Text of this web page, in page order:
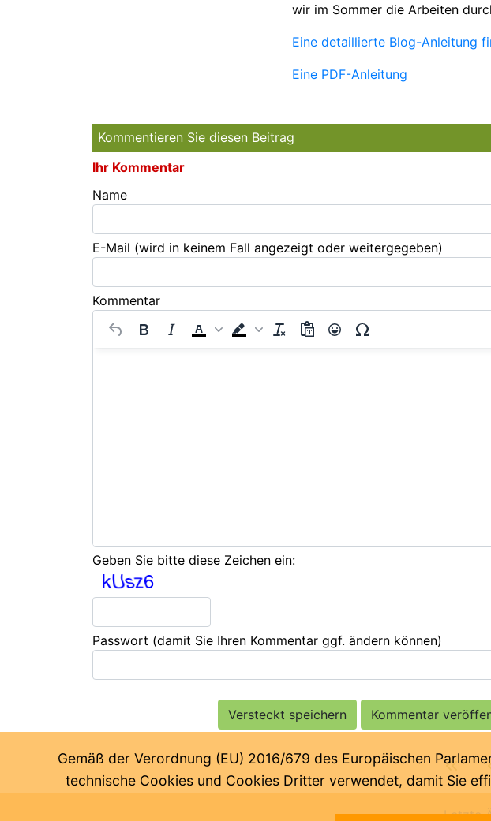
wir im Sommer die Arbeiten
Eine detaillierte Blog-Anleitung
Eine PDF-Anleitung
Kommentieren Sie diesen Beitrag
Ihr Kommentar
Name
E-Mail (wird in keinem Fall angezeigt oder weitergegeben)
Kommentar
Geben Sie bitte diese Zeichen ein:
Passwort (damit Sie Ihren Kommentar ggf. ändern können)
Letzte
Gemäß der Verordnung (EU) 2016/679 des Europäischen
technische Cookies und Cookies Dritter verwendet, damit Sie